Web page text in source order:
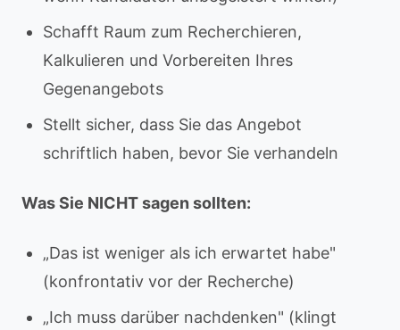
Schafft Raum zum Recherchieren,
Kalkulieren und Vorbereiten Ihres
Gegenangebots
Stellt sicher, dass Sie das Angebot
schriftlich haben, bevor Sie verhandeln
Was Sie NICHT sagen sollten:
„Das ist weniger als ich erwartet habe"
(konfrontativ vor der Recherche)
„Ich muss darüber nachdenken" (klingt